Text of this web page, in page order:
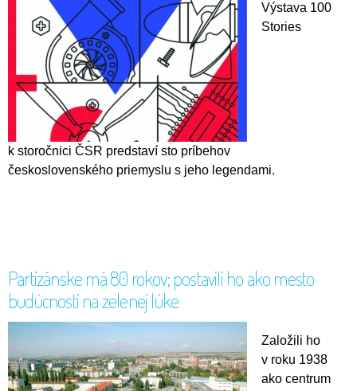
Výstava 100
Stories
k storočnici ČSR predstaví sto príbehov
československého priemyslu s jeho legendami.
Partizánske má 80 rokov; postavili ho ako mesto
budúcnosti na zelenej lúke
Založili ho
v roku 1938
ako centrum